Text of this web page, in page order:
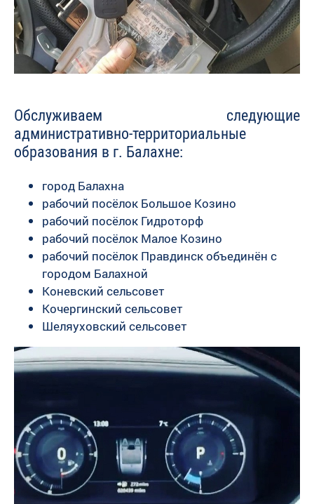
Обслуживаем следующие
административно-территориальные
образования в г. Балахне:
город Балахна
рабочий посёлок Большое Козино
рабочий посёлок Гидроторф
рабочий посёлок Малое Козино
рабочий посёлок Правдинск объединён с
городом Балахной
Коневский сельсовет
Кочергинский сельсовет
Шеляуховский сельсовет